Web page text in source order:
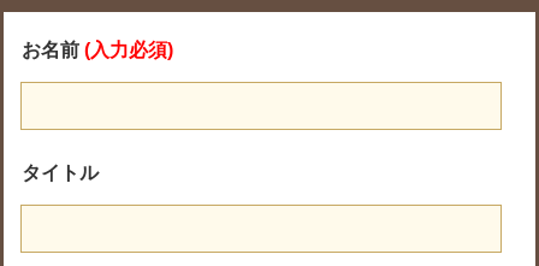
お名前 (入力必須)
タイトル